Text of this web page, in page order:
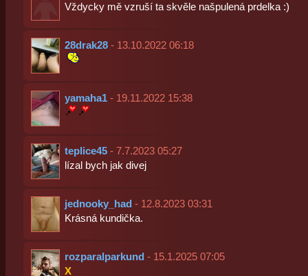
Vždycky mě vzruší ta skvěle našpulená prdelka :)
28drak28- 13.10.2022 06:18
yamaha1- 19.11.2022 15:38
teplice45- 7.7.2023 05:27
lízal bych jak divej
jednooky_had- 12.8.2023 03:31
Krásná kundička.
rozparalparkund- 15.1.2025 07:05
X